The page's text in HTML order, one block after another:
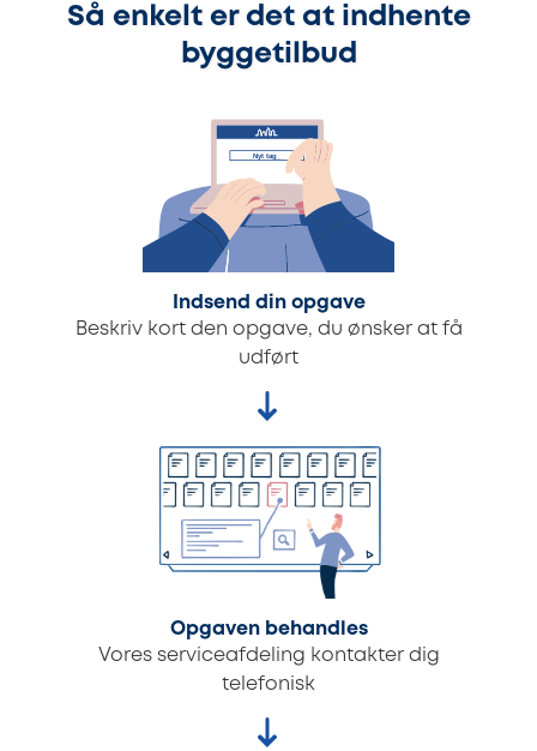
Så enkelt er det at indhente
byggetilbud
Indsend din opgave
Beskriv kort den opgave, du ønsker at få
udført
Opgaven behandles
Vores serviceafdeling kontakter dig
telefonisk